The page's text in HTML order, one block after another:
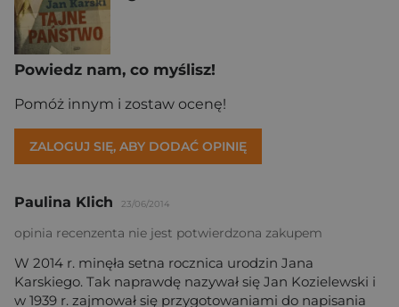
Powiedz nam, co myślisz!
Pomóż innym i zostaw ocenę!
ZALOGUJ SIĘ, ABY DODAĆ OPINIĘ
Paulina Klich 23/06/2014
opinia recenzenta nie jest potwierdzona zakupem
W 2014 r. minęła setna rocznica urodzin Jana
Karskiego. Tak naprawdę nazywał się Jan Kozielewski i
w 1939 r. zajmował się przygotowaniami do napisania